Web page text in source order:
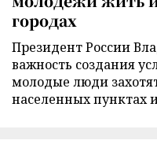
городах
Президент России
важность создания
молодые люди
населенных пунктах